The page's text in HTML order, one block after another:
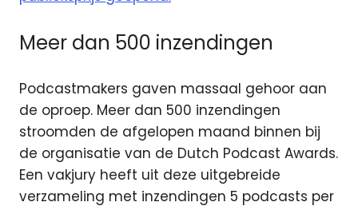
Meer dan 500 inzendingen
Podcastmakers gaven massaal gehoor aan
de oproep. Meer dan 500 inzendingen
stroomden de afgelopen maand binnen bij
de organisatie van de Dutch Podcast Awards.
Een vakjury heeft uit deze uitgebreide
verzameling met inzendingen 5 podcasts per